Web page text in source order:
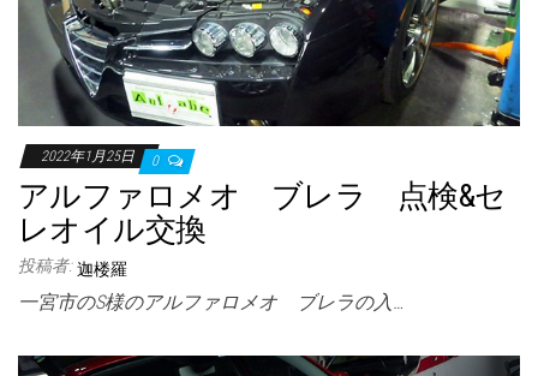
2022年1月25日 0
アルファロメオ ブレラ 点検&セ
レオイル交換
投稿者: 迦楼羅
一宮市のS様のアルファロメオ ブレラの入…